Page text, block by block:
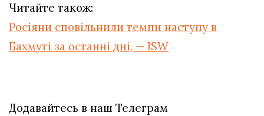
Читайте також:
Росіяни сповільнили темпи наступу в
Бахмуті за останні дні, — ISW
Додавайтесь в наш Телеграм